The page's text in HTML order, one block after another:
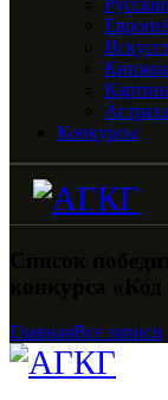
Конкурсы
ГлавнаяВсе записи